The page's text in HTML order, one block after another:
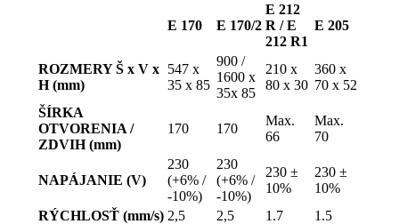
E 170 E 170/2
E 212
R / E
212 R1
E 205
ROZMERY Š x V x
H (mm)
547 x
35 x 85
900 /
1600 x
35x 85
210 x
80 x 30
360 x
70 x 52
ŠÍRKA
OTVORENIA /
ZDVIH (mm)
170 170
Max.
66
Max.
70
NAPÁJANIE (V)
230
(+6% /
-10%)
230
(+6% /
-10%)
230 ±
10%
230 ±
10%
RÝCHLOSŤ (mm/s) 2,5 2,5 1.7 1.5